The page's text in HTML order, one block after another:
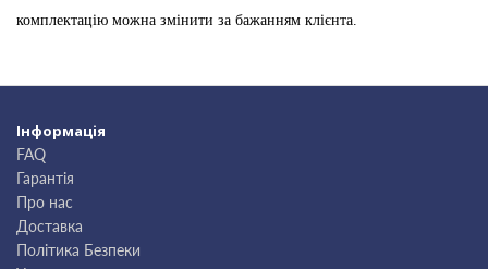
комплектацію можна змінити за бажанням клієнта.
Інформація
FAQ
Гарантія
Про нас
Доставка
Політика Безпеки